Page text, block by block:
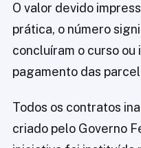
O valor devido
prática, o número
concluíram o curso
pagamento das
Todos os contratos
criado pelo Governo